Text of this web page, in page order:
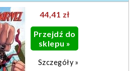
44,41 zł
Przejdź do
sklepu »
Szczegóły »